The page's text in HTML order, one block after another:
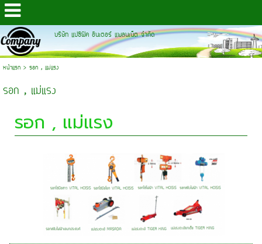
บริษัท แปซิฟิค อินเตอร์ แพลนเน็ต จำกัด
หน้าแรก> รอก , แม่แรง
รอก , แม่แรง
รอก , แม่แรง